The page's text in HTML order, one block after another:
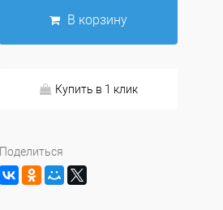
В корзину
Купить в 1 клик
Поделиться